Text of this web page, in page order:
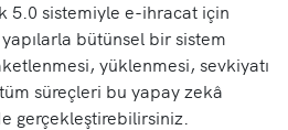
5.0 sistemiyle e-ihracat için
bütünsel bir sistem
yüklenmesi, sevkiyatı
süreçleri bu yapay zekâ
gerçekleştirebilirsiniz.